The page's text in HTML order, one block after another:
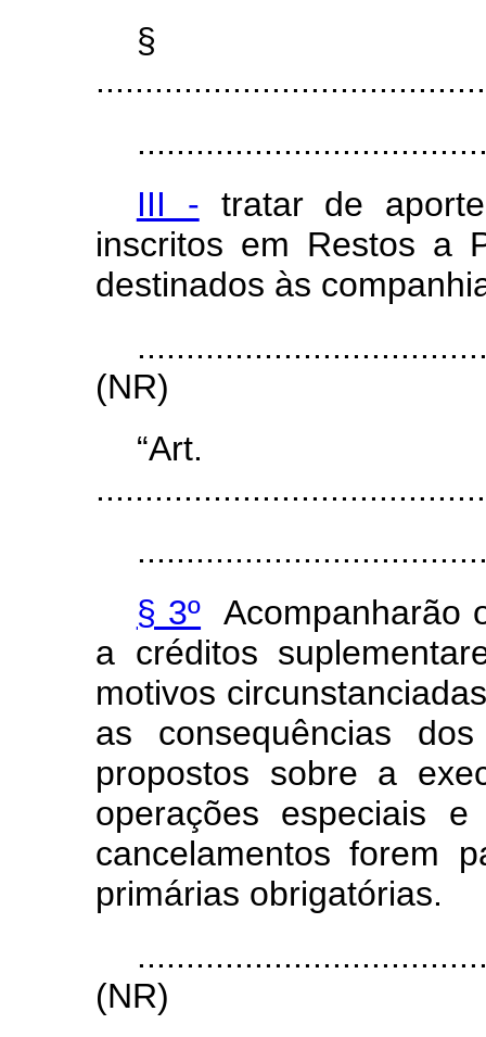
§
..............................
III - tratar de
inscritos em Restos a
destinados às
(NR)
§ 3º Acompanharão
a créditos
motivos
as consequências
propostos sobre a
operações especiais
cancelamentos forem
primárias obrigatórias.
(NR)